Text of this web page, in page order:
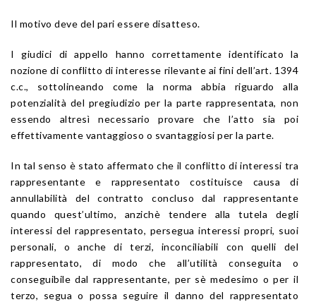
Il motivo deve del pari essere disatteso.
I giudici di appello hanno correttamente identificato la
nozione di conflitto di interesse rilevante ai fini dell’art. 1394
c.c., sottolineando come la norma abbia riguardo alla
potenzialità del pregiudizio per la parte rappresentata, non
essendo altresì necessario provare che l’atto sia poi
effettivamente vantaggioso o svantaggiosi per la parte.
In tal senso è stato affermato che il conflitto di interessi tra
rappresentante e rappresentato costituisce causa di
annullabilità del contratto concluso dal rappresentante
quando quest’ultimo, anzichè tendere alla tutela degli
interessi del rappresentato, persegua interessi propri, suoi
personali, o anche di terzi, inconciliabili con quelli del
rappresentato, di modo che all’utilità conseguita o
conseguibile dal rappresentante, per sè medesimo o per il
terzo, segua o possa seguire il danno del rappresentato